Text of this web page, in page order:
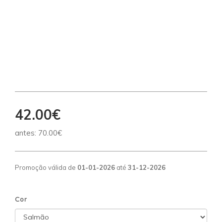
42.00€
antes: 70.00€
Promoção válida de 01-01-2026 até 31-12-2026
Cor